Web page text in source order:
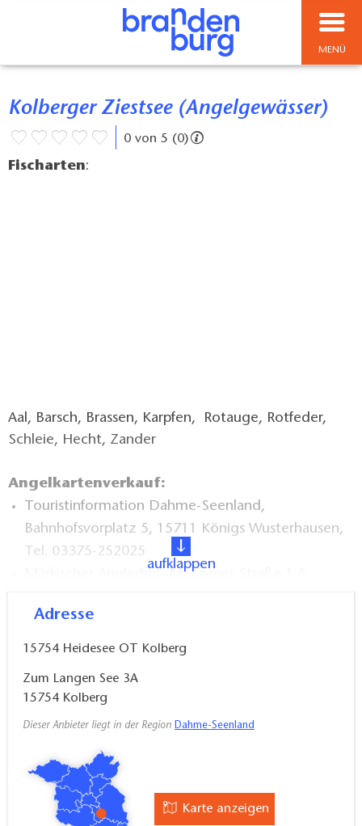
MENÜ
Kolberger Ziestsee (Angelgewässer)
0 von 5 (0)
Fischarten:
Aal, Barsch, Brassen, Karpfen, Rotauge, Rotfeder,
Schleie, Hecht, Zander
Angelkartenverkauf:
Touristinformation Dahme-Seenland,
Bahnhofsvorplatz 5, 15711 Königs Wusterhausen,
Tel. 03375-252025
Märkischer Anglerhof, Motzener Straße 1 A,
Fischerei "Aurora" GbR Kolberg, 15754 Heidesee/
OTKolberg, Zum Langen See 3 A, Tel. 033768-
aufklappen
Adresse
15754 Heidesee OT Kolberg
Zum Langen See 3A
15754 Kolberg
Dieser Anbieter liegt in der Region Dahme-Seenland
Karte anzeigen